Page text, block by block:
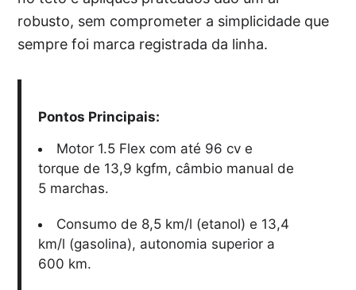
robusto, sem comprometer a simplicidade que
sempre foi marca registrada da linha.
Pontos Principais:
Motor 1.5 Flex com até 96 cv e
torque de 13,9 kgfm, câmbio manual de
5 marchas.
Consumo de 8,5 km/l (etanol) e 13,4
km/l (gasolina), autonomia superior a
600 km.